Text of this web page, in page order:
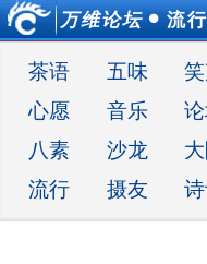
万维论坛 ● 流
茶语 五味
心愿
音乐
八素
沙龙
流行
摄友